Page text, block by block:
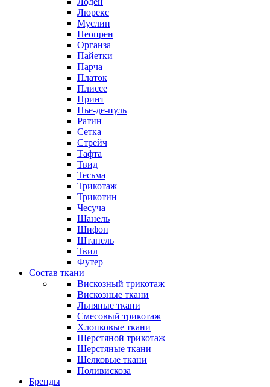
Люрекс
Муслин
Неопрен
Органза
Пайетки
Парча
Платок
Плиссе
Принт
Пье-де-пуль
Ратин
Сетка
Стрейч
Тафта
Твид
Тесьма
Трикотаж
Трикотин
Чесуча
Шанель
Шифон
Штапель
Твил
Футер
Состав ткани
Вискозный трикотаж
Вискозные ткани
Льняные ткани
Смесовый трикотаж
Хлопковые ткани
Шерстяной трикотаж
Шерстяные ткани
Шелковые ткани
Поливискоза
Бренды